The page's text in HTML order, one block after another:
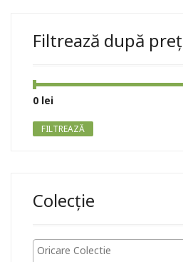
Filtrează după preț
Preț
Preț
FILTREAZĂ
0 lei
Colecție